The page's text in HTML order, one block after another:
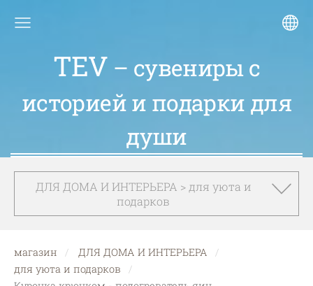
TEV – сувениры с
историей и подарки для
души
ДЛЯ ДОМА И ИНТЕРЬЕРА > для уюта и
подарков
магазин
ДЛЯ ДОМА И ИНТЕРЬЕРА
для уюта и подарков